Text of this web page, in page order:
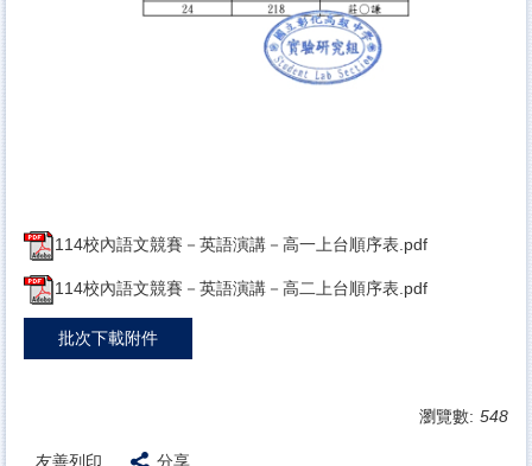
114校內語文競賽－英語演講－高一上台順序表.pdf
114校內語文競賽－英語演講－高二上台順序表.pdf
批次下載附件
瀏覽數: 548
友善列印 分享